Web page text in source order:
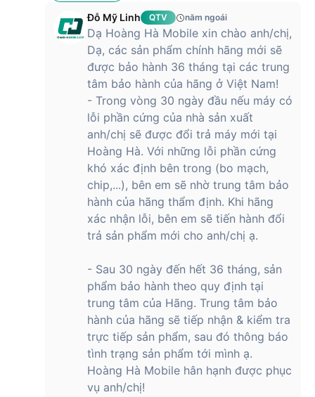
Đỗ Mỹ Linh QTV năm ngoái
Dạ Hoàng Hà Mobile xin chào anh/chị,
Dạ, các sản phẩm chính hãng mới sẽ
được bảo hành 36 tháng tại các trung
tâm bảo hành của hãng ở Việt Nam!
- Trong vòng 30 ngày đầu nếu máy có
lỗi phần cứng của nhà sản xuất
anh/chị sẽ được đổi trả máy mới tại
Hoàng Hà. Với những lỗi phần cứng
khó xác định bên trong (bo mạch,
chip,...), bên em sẽ nhờ trung tâm bảo
hành của hãng thẩm định. Khi hãng
xác nhận lỗi, bên em sẽ tiến hành đổi
trả sản phẩm mới cho anh/chị ạ.
- Sau 30 ngày đến hết 36 tháng, sản
phẩm bảo hành theo quy định tại
trung tâm của Hãng. Trung tâm bảo
hành của hãng sẽ tiếp nhận & kiểm tra
trực tiếp sản phẩm, sau đó thông báo
tình trạng sản phẩm tới mình ạ.
Hoàng Hà Mobile hân hạnh được phục
vụ anh/chị!